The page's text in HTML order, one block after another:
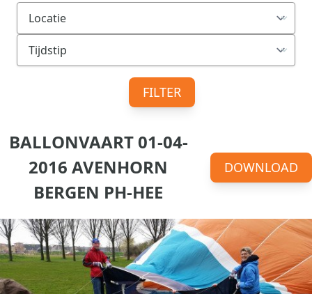
FILTER
BALLONVAART 01-04-
2016 AVENHORN
BERGEN PH-HEE
DOWNLOAD